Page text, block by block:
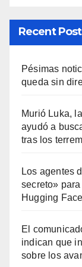
Recent
Pésimas
queda sin
Murió Luka,
ayudó a
tras los
Los agentes
secreto»
Hugging Face
El
indican que
sobre los